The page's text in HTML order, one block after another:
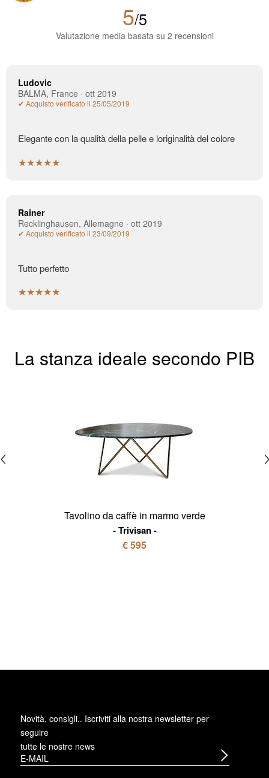
5/5
Valutazione media basata su 2 recensioni
Ludovic
BALMA, France · ott 2019
✔ Acquisto verificato il 25/05/2019
Elegante con la qualità della pelle e loriginalità del colore
★★★★★
Rainer
Recklinghausen, Allemagne · ott 2019
✔ Acquisto verificato il 23/09/2019
Tutto perfetto
★★★★★
La stanza ideale secondo PIB
Tavolino da caffè in marmo verde
Trivisan
€ 595
Novità, consigli.. Iscriviti alla nostra newsletter per
seguire
tutte le nostre news